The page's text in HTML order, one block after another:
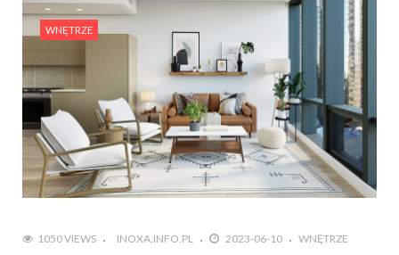
WNĘTRZE
1050 VIEWS INOXA.INFO.PL 2023-06-10 WNĘTRZE